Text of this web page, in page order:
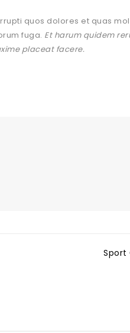
quos dolores et quas
fuga. Et harum quidem
placeat facere.
Sport